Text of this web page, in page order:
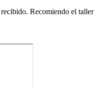
Recomiendo el taller